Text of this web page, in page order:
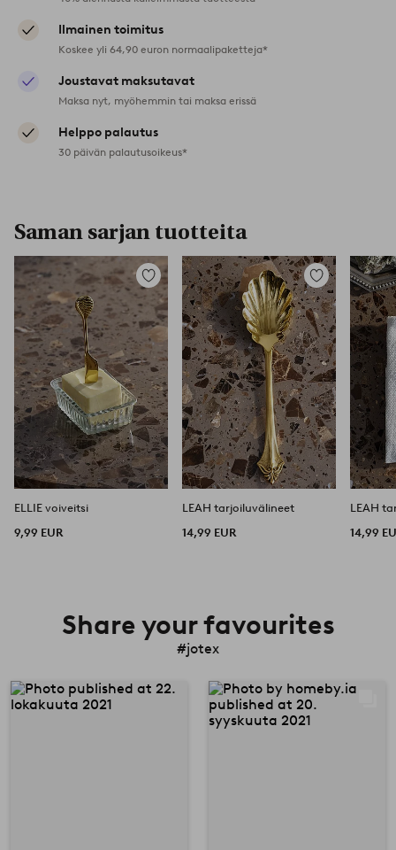
Ilmainen toimitus
Koskee yli 64,90 euron normaalipaketteja*
Joustavat maksutavat
Maksa nyt, myöhemmin tai maksa erissä
Helppo palautus
30 päivän palautusoikeus*
Saman sarjan tuotteita
Lisää
suosikkeihin
ELLIE voiveitsi
9,99 EUR
Lisää
suosikkeihin
LEAH tarjoiluvälineet
14,99 EUR
LEAH
14,99
Share your favourites
#jotex